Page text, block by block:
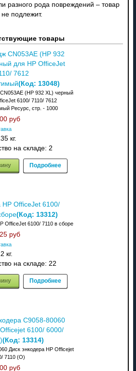
разного рода повреждений – товар
подлежит.
товары
CN053AE (HP 932
для HP OfficeJet
7612
(Код: 13048)
(HP 932 XL) черный
6100/ 7110/ 7612
Ресурс, стр. - 1000
руб
кг.
на складе: 2
Подробнее
HP OfficeJet 6100/
(Код: 13312)
OfficeJet 6100/ 7110 в сборе
руб
кг.
на складе: 22
Подробнее
C9058-80060
6100/ 6000/
(Код: 13314)
Диск энкодера HP Officejet
7110 (O)
руб